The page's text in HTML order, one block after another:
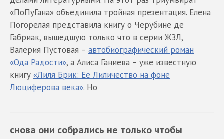
«ПоПуГана» объединила тройная презентация. Елена
Погорелая представила книгу о Черубине де
Габриак, вышедшую только что в серии ЖЗЛ,
Валерия Пустовая – автобиографический роман
«Ода Радости», а Алиса Ганиева – уже известную
книгу «Лиля Брик: Ее Лиличество на фоне
Люциферова века». Но
снова они собрались не только чтобы